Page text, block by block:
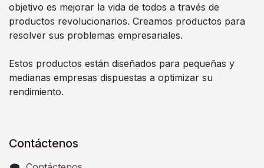
objetivo es mejorar la vida de todos a través de
productos revolucionarios. Creamos productos para
resolver sus problemas empresariales.
Estos productos están diseñados para pequeñas y
medianas empresas dispuestas a optimizar su
rendimiento.
Contáctenos